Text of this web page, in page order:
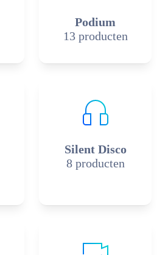
Podium
13 producten
Silent Disco
8 producten